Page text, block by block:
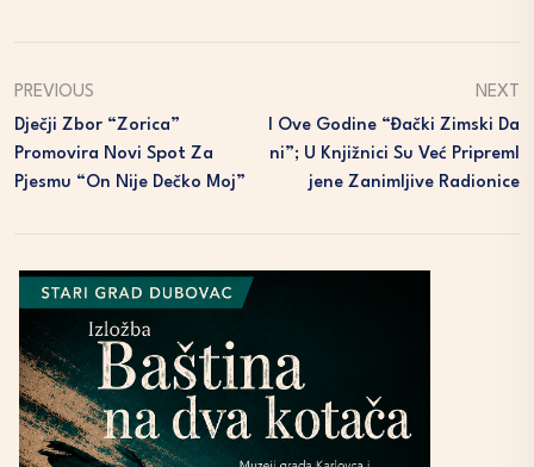
PREVIOUS
Dječji Zbor “Zorica”
Promovira Novi Spot Za
Pjesmu “On Nije Dečko Moj”
NEXT
I Ove Godine “Đački Zimski Da
Ni”; U Knjižnici Su Već Pripreml
Jene Zanimljive Radionice